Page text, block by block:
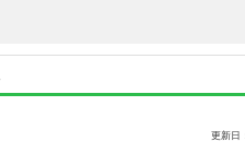
更新日